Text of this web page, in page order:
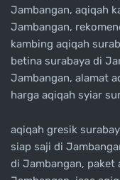
Jambangan, aqiqah
Jambangan,
kambing aqiqah
betina surabaya di
Jambangan, alamat
harga aqiqah syiar
aqiqah gresik
siap saji di
di Jambangan, paket